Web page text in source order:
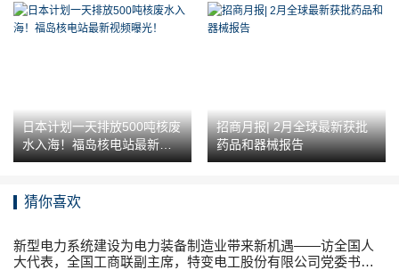
日本计划一天排放500吨核废
水入海！福岛核电站最新视
频曝光！
招商月报| 2月全球最新获批
药品和器械报告
猜你喜欢
新型电力系统建设为电力装备制造业带来新机遇——访全国人
大代表，全国工商联副主席，特变电工股份有限公司党委书